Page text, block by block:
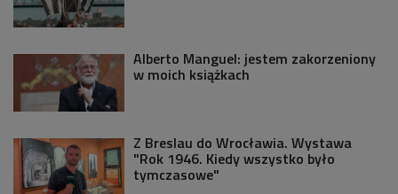
Alberto Manguel: jestem zakorzeniony
w moich książkach
Z Breslau do Wrocławia. Wystawa
"Rok 1946. Kiedy wszystko było
tymczasowe"